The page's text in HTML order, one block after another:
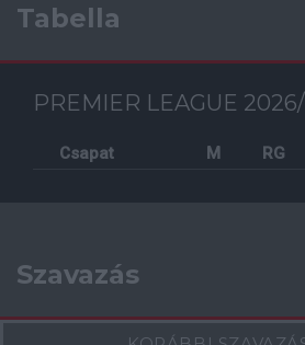
Tabella
PREMIER LEAGUE
Csapat M RG
Szavazás